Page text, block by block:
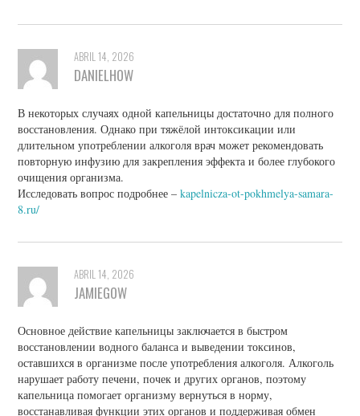
ABRIL 14, 2026
DANIELHOW
В некоторых случаях одной капельницы достаточно для полного
восстановления. Однако при тяжёлой интоксикации или
длительном употреблении алкоголя врач может рекомендовать
повторную инфузию для закрепления эффекта и более глубокого
очищения организма.
Исследовать вопрос подробнее –kapelnicza-ot-pokhmelya-samara-
8.ru/
ABRIL 14, 2026
JAMIEGOW
Основное действие капельницы заключается в быстром
восстановлении водного баланса и выведении токсинов,
оставшихся в организме после употребления алкоголя. Алкоголь
нарушает работу печени, почек и других органов, поэтому
капельница помогает организму вернуться в норму,
восстанавливая функции этих органов и поддерживая обмен